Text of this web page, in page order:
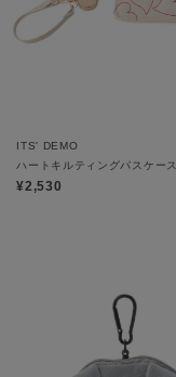
ITS' DEMO
ハートキルティングパスケース
¥2,530